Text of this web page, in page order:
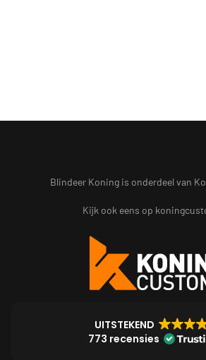
Blindeer Koning is onderdeel van
Kijk ook eens op
UITSTEKEND
773 recensies